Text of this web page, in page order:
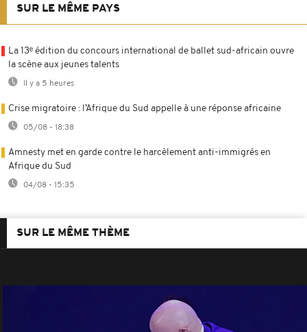
SUR LE MÊME PAYS
La 13ᵉ édition du concours international de ballet sud-africain ouvre
la scène aux jeunes talents
Il y a 5 heures
Crise migratoire : l’Afrique du Sud appelle à une réponse africaine
05/08 - 18:38
Amnesty met en garde contre le harcèlement anti-immigrés en
Afrique du Sud
04/08 - 15:35
SUR LE MÊME THÈME